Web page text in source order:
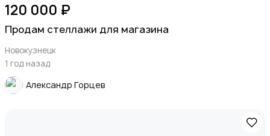
120 000 ₽
Продам стеллажи для магазина
Новокузнецк
1 год назад
Александр Горцев